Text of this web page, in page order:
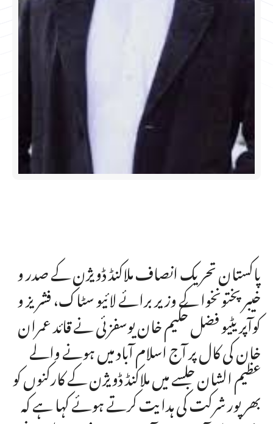
پاکستان تحریک انصاف ملاکنڈ ڈویژن کے صدر و
خیبر پختونخوا کے وزیر برائے لائیو سٹاک، فشریز و
کوآپریٹیو فضل حکیم خان یوسفزئی نے قائد عمران
خان کی کال پر آج اسلام آباد میں ہونے والے
عظیم الشان جلسے میں ملاکنڈ ڈویژن کے کارکنوں کو
بھر پور شرکت کی ہدایت کرتے ہوئے کہا ہے کہ